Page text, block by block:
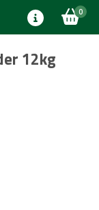
0
12kg